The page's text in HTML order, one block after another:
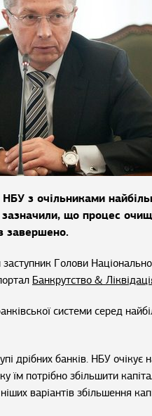
з очільниками
що процес
завершено.
Голови
Банкрутство &
системи серед
дрібних банків. НБУ очікує
їм потрібно збільшити
варіантів збільшення